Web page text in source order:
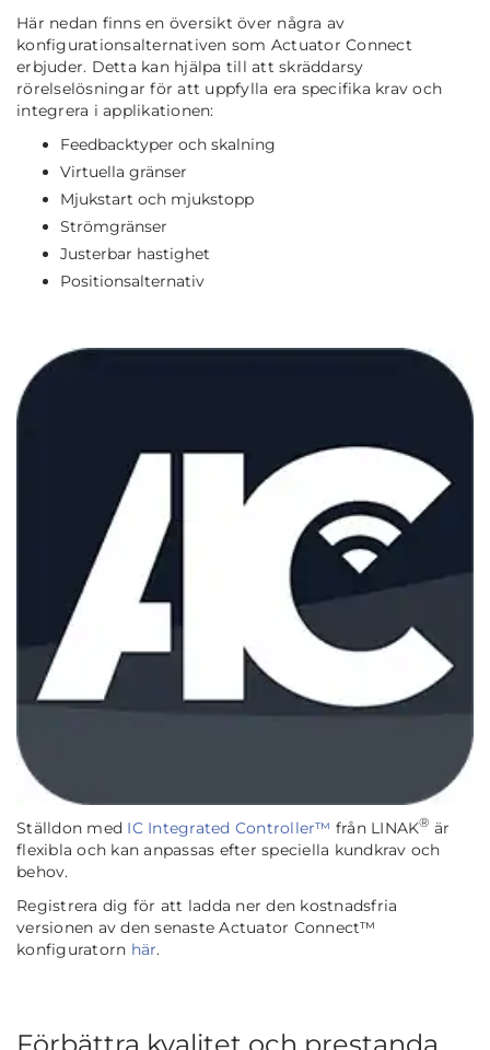
Här nedan finns en översikt över några av
konfigurationsalternativen som Actuator Connect
erbjuder. Detta kan hjälpa till att skräddarsy
rörelselösningar för att uppfylla era specifika krav och
integrera i applikationen:
Feedbacktyper och skalning
Virtuella gränser
Mjukstart och mjukstopp
Strömgränser
Justerbar hastighet
Positionsalternativ
Ställdon med IC Integrated Controller™ från LINAK® är
flexibla och kan anpassas efter speciella kundkrav och
behov.
Registrera dig för att ladda ner den kostnadsfria
versionen av den senaste Actuator Connect™
konfiguratorn här.
Förbättra kvalitet och prestanda